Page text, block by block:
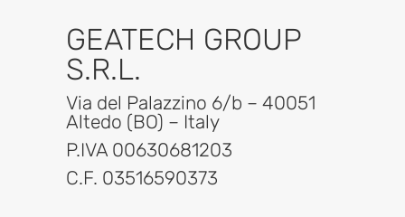
GEATECH GROUP
S.R.L.
Via del Palazzino 6/b – 40051
Altedo (BO) – Italy
P.IVA 00630681203
C.F. 03516590373